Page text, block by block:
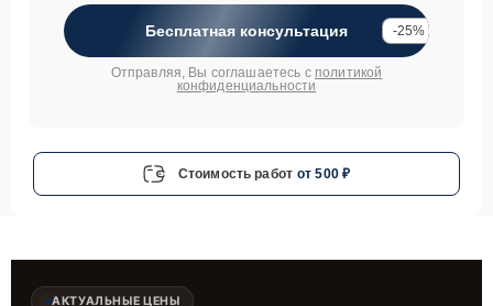
Бесплатная консультация -25%
Отправляя, Вы соглашаетесь с политикой
конфиденциальности
Стоимость работ от 500 ₽
АКТУАЛЬНЫЕ ЦЕНЫ